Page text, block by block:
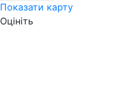
Показати карту
Оцініть